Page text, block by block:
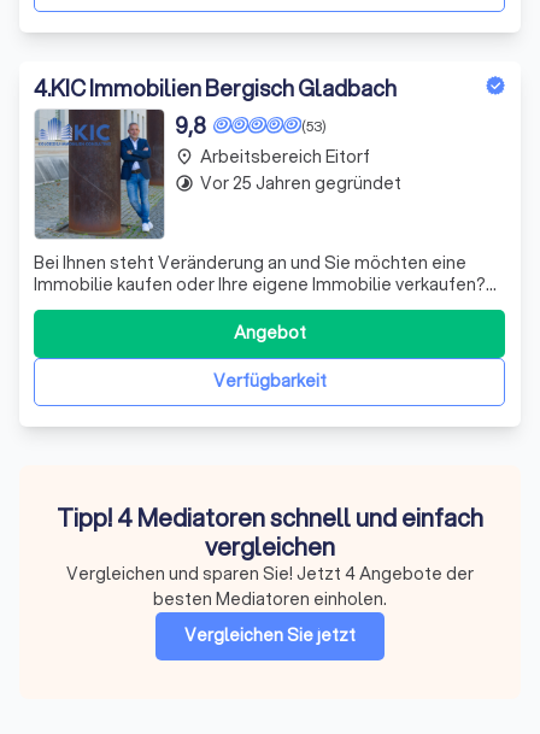
4.KIC Immobilien Bergisch Gladbach
(53)
9,8
Bei Ihnen steht Veränderung an und Sie möchten eine
Immobilie kaufen oder Ihre eigene Immobilie verkaufen?
Lehnen Sie sich zurück und profitieren Sie davon einen
erfahrenen Immobilienmakler an Ihrer Seite zu haben. Wir
nehmen Ihnen alle Schritte des Verkaufs ab und begleiten
und beraten Sie von AnfVerfügbarkeit
Angebot
place Arbeitsbereich Eitorf
timelapse Vor 25 Jahren gegründet
Tipp! 4 Mediatoren schnell und einfach
vergleichen
Vergleichen und sparen Sie! Jetzt 4 Angebote der
besten Mediatoren einholen.
Vergleichen Sie jetzt